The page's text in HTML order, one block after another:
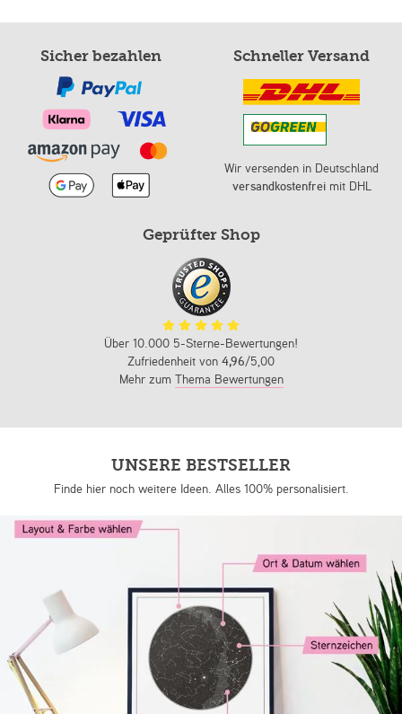
Sicher bezahlen Schneller Versand
Wir versenden in Deutschland
versandkostenfreimit DHL
Geprüfter Shop
Über 10.000 5-Sterne-Bewertungen!
Zufriedenheit von 4,96/5,00
Mehr zum Thema Bewertungen
UNSERE BESTSELLER
Finde hier noch weitere Ideen. Alles 100% personalisiert.